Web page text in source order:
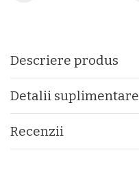
Descriere produs
Detalii suplimentare
Recenzii